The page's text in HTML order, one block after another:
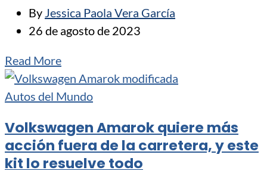
By Jessica Paola Vera García
26 de agosto de 2023
Read More
Autos del Mundo
Volkswagen Amarok quiere más
acción fuera de la carretera, y este
kit lo resuelve todo